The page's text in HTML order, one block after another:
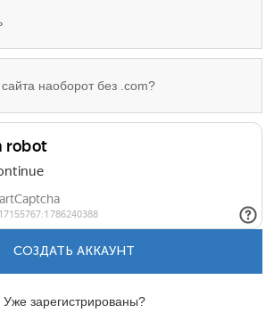
СОЗДАТЬ АККАУНТ
Уже зарегистрированы?